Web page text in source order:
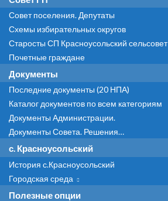
Совет поселения. Депутаты
Схемы избирательных округов
Старосты СП Красноусольский сельсовет
Почетные граждане
Документы
Последние документы (20 НПА)
Каталог документов по всем категориям
Документы Администрации.
Документы Совета. Решения…
с. Красноусольский
История с.Красноусольский
Городская среда
Полезные опции